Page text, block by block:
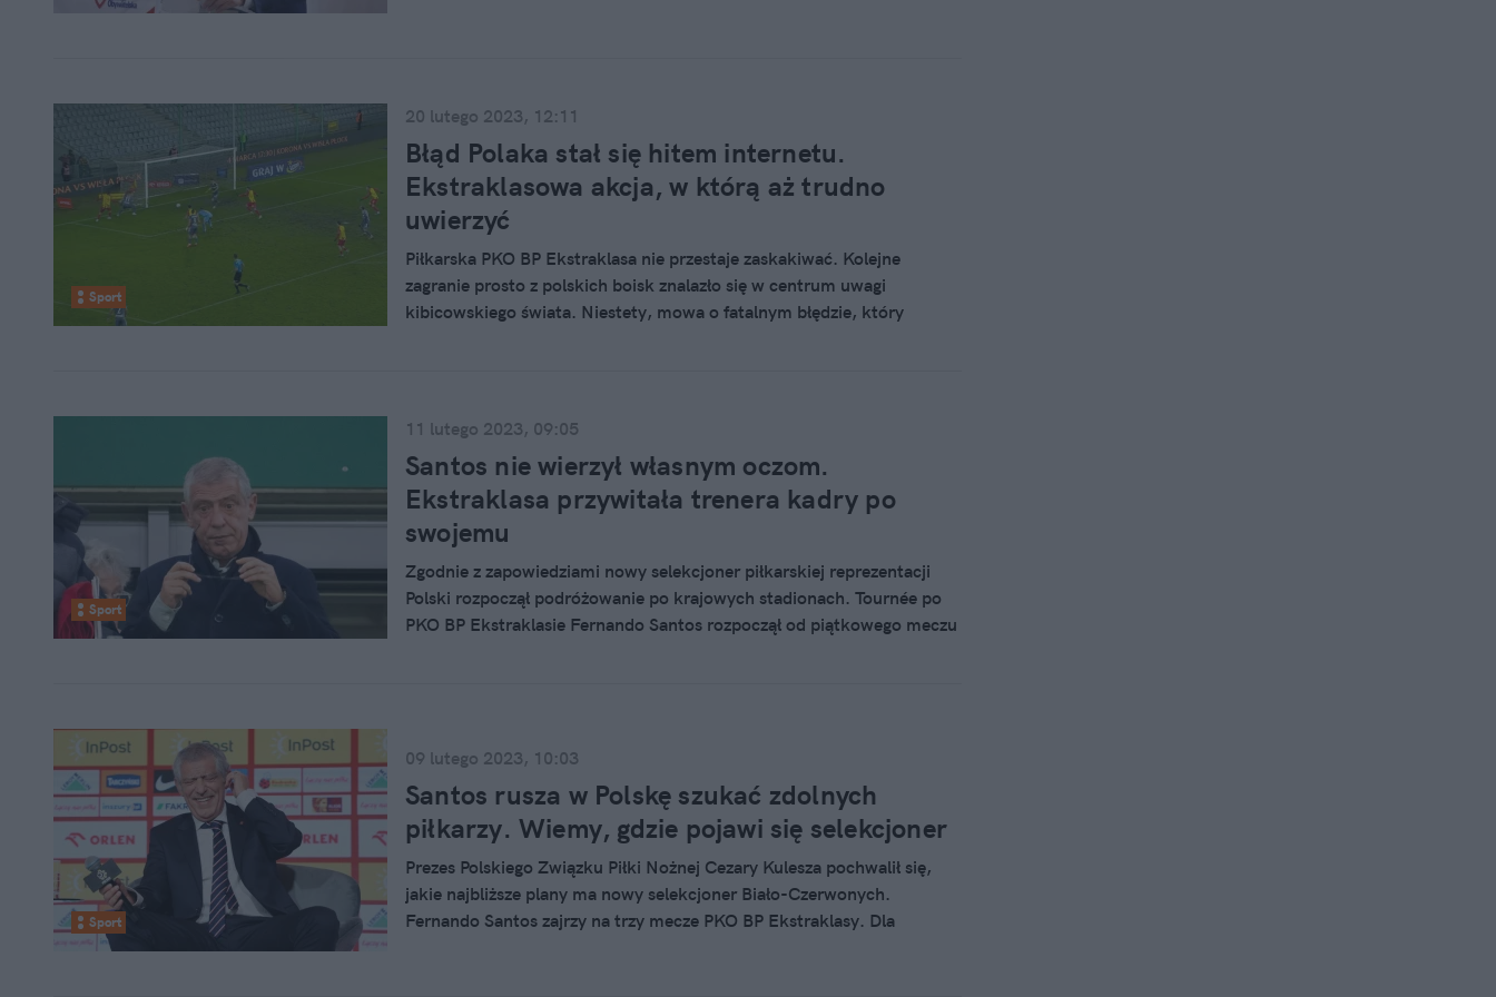
Sport
20 lutego 2023, 12:11
Błąd Polaka stał się hitem internetu.
Ekstraklasowa akcja, w którą aż trudno
uwierzyć
Piłkarska PKO BP Ekstraklasa nie przestaje zaskakiwać. Kolejne
zagranie prosto z polskich boisk znalazło się w centrum uwagi
kibicowskiego świata. Niestety, mowa o fatalnym błędzie, który
Sport
11 lutego 2023, 09:05
Santos nie wierzył własnym oczom.
Ekstraklasa przywitała trenera kadry po
swojemu
Zgodnie z zapowiedziami nowy selekcjoner piłkarskiej reprezentacji
Polski rozpoczął podróżowanie po krajowych stadionach. Tournée po
PKO BP Ekstraklasie Fernando Santos rozpoczął od piątkowego meczu
Sport
09 lutego 2023, 10:03
Santos rusza w Polskę szukać zdolnych
piłkarzy. Wiemy, gdzie pojawi się selekcjoner
Prezes Polskiego Związku Piłki Nożnej Cezary Kulesza pochwalił się,
jakie najbliższe plany ma nowy selekcjoner Biało-Czerwonych.
Fernando Santos zajrzy na trzy mecze PKO BP Ekstraklasy. Dla